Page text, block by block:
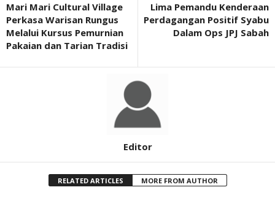
Mari Mari Cultural Village
Perkasa Warisan Rungus
Melalui Kursus Pemurnian
Pakaian dan Tarian Tradisi
Lima Pemandu Kenderaan
Perdagangan Positif Syabu
Dalam Ops JPJ Sabah
Editor
RELATED ARTICLES MORE FROM AUTHOR